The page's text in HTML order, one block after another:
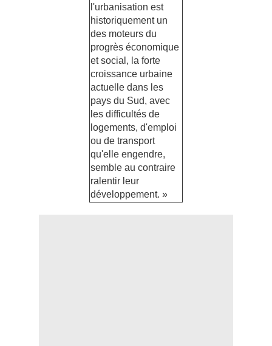
l'urbanisation est
historiquement un
des moteurs du
progrès économique
et social, la forte
croissance urbaine
actuelle dans les
pays du Sud, avec
les difficultés de
logements, d'emploi
ou de transport
qu'elle engendre,
semble au contraire
ralentir leur
développement. »